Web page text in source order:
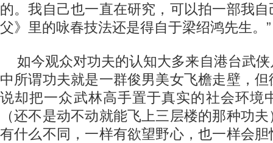
的。我自己也一直在研究，可以拍一部我
父》里的咏春技法还是得自于梁绍鸿先生。”
如今观众对功夫的认知大多来自港台武
中所谓功夫就是一群俊男美女飞檐走壁，
说却把一众武林高手置于真实的社会环境
（还不是动不动就能飞上三层楼的那种功
有什么不同，一样有欲望野心，也一样会